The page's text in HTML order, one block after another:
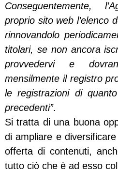
Conseguentemente,
proprio sito web l’elenco
rinnovandolo
titolari, se non ancora
provvedervi e
mensilmente il registro
le registrazioni di
precedenti”.
Si tratta di una buona
di ampliare e
offerta di contenuti,
tutto ciò che è ad esso